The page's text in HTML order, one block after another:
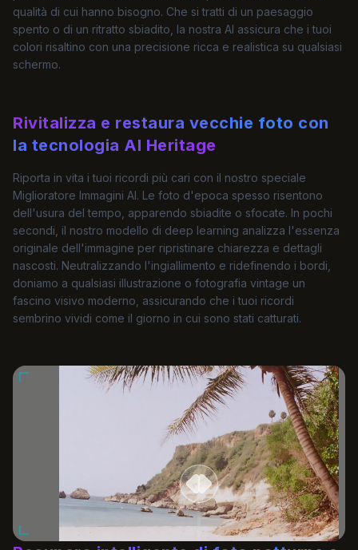
qualità di cui hanno bisogno. Che si tratti di un paesaggio
spento o di un ritratto sbiadito, la nostra AI assicura che i tuoi
colori risaltino con una precisione ricca e realistica su qualsiasi
schermo.
Rivitalizza e restaura vecchie foto con
la tecnologia AI Heritage
Riporta in vita i tuoi ricordi più cari con il nostro speciale
Miglioratore Immagini AI. Le foto d'epoca spesso risentono
dell'usura del tempo, apparendo sbiadite o sfocate. In pochi
secondi, il nostro modello di deep learning analizza l'essenza
originale dell'immagine per ripristinare chiarezza e dettagli
nascosti. Neutralizzando l'ingiallimento e ridefinendo i bordi,
doniamo a qualsiasi illustrazione o fotografia vintage un
fascino visivo moderno, assicurando che i tuoi ricordi
sembrino vividi come il giorno in cui sono stati catturati.